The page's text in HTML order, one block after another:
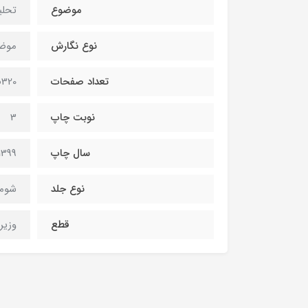
موضوع
نوع نگارش
تعداد صفحات 320صفحه
نوبت چاپ 3
سال چاپ
نوع جلد
قطع